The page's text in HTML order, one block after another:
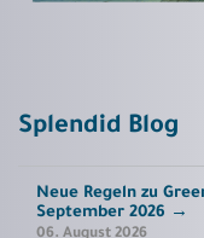
Splendid Blog
Neue Regeln zu
September 2026 →
06. August 2026